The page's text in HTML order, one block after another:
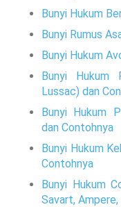
Bunyi Hukum
Bunyi Rumus
Bunyi Hukum
Bunyi Hukum
Lussac) dan
Bunyi Hukum
dan Contohnya
Bunyi Hukum
Contohnya
Bunyi Hukum
Savart, Ampere,